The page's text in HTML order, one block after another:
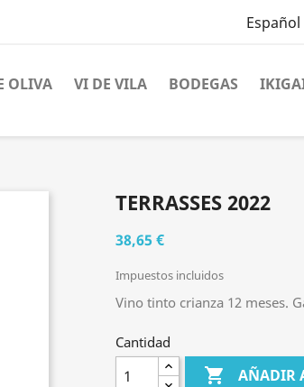
Español
OLIVA VI DE VILA BODEGAS
TERRASSES 2022
38,65 €
Impuestos incluidos
Vino tinto crianza 12 meses.
Cantidad
 AÑADIR